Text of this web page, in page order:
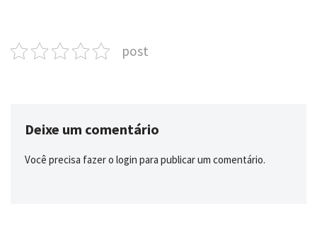
post
Deixe um comentário
Você precisa fazer o login para publicar um comentário.